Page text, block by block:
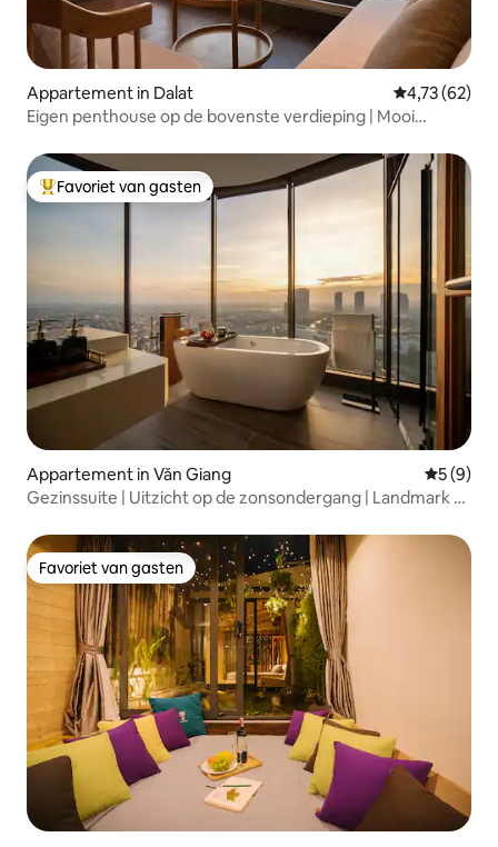
Appartement in Dalat Gemiddelde
4,73 (62)
Eigen penthouse op de bovenste verdieping | Mooi
Topfavoriet van gasten
Favoriet van gasten
Appartement in Văn Giang
5 (9)
Gezinssuite | Uitzicht op de zonsondergang | Landmark 1|
Favoriet van gasten
Favoriet van gasten